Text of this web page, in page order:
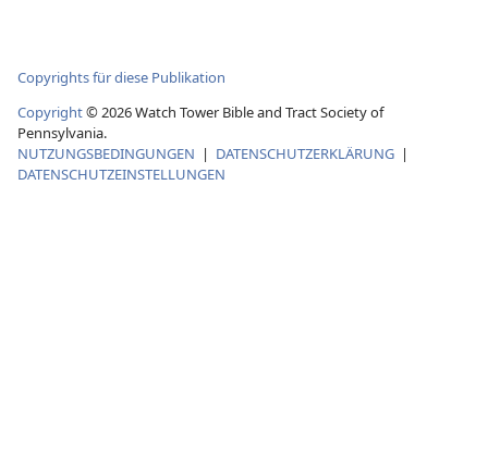
Copyrights für diese Publikation
Copyright©2026Watch Tower Bible and Tract Society of
Pennsylvania.
NUTZUNGSBEDINGUNGEN | DATENSCHUTZERKLÄRUNG |
DATENSCHUTZEINSTELLUNGEN